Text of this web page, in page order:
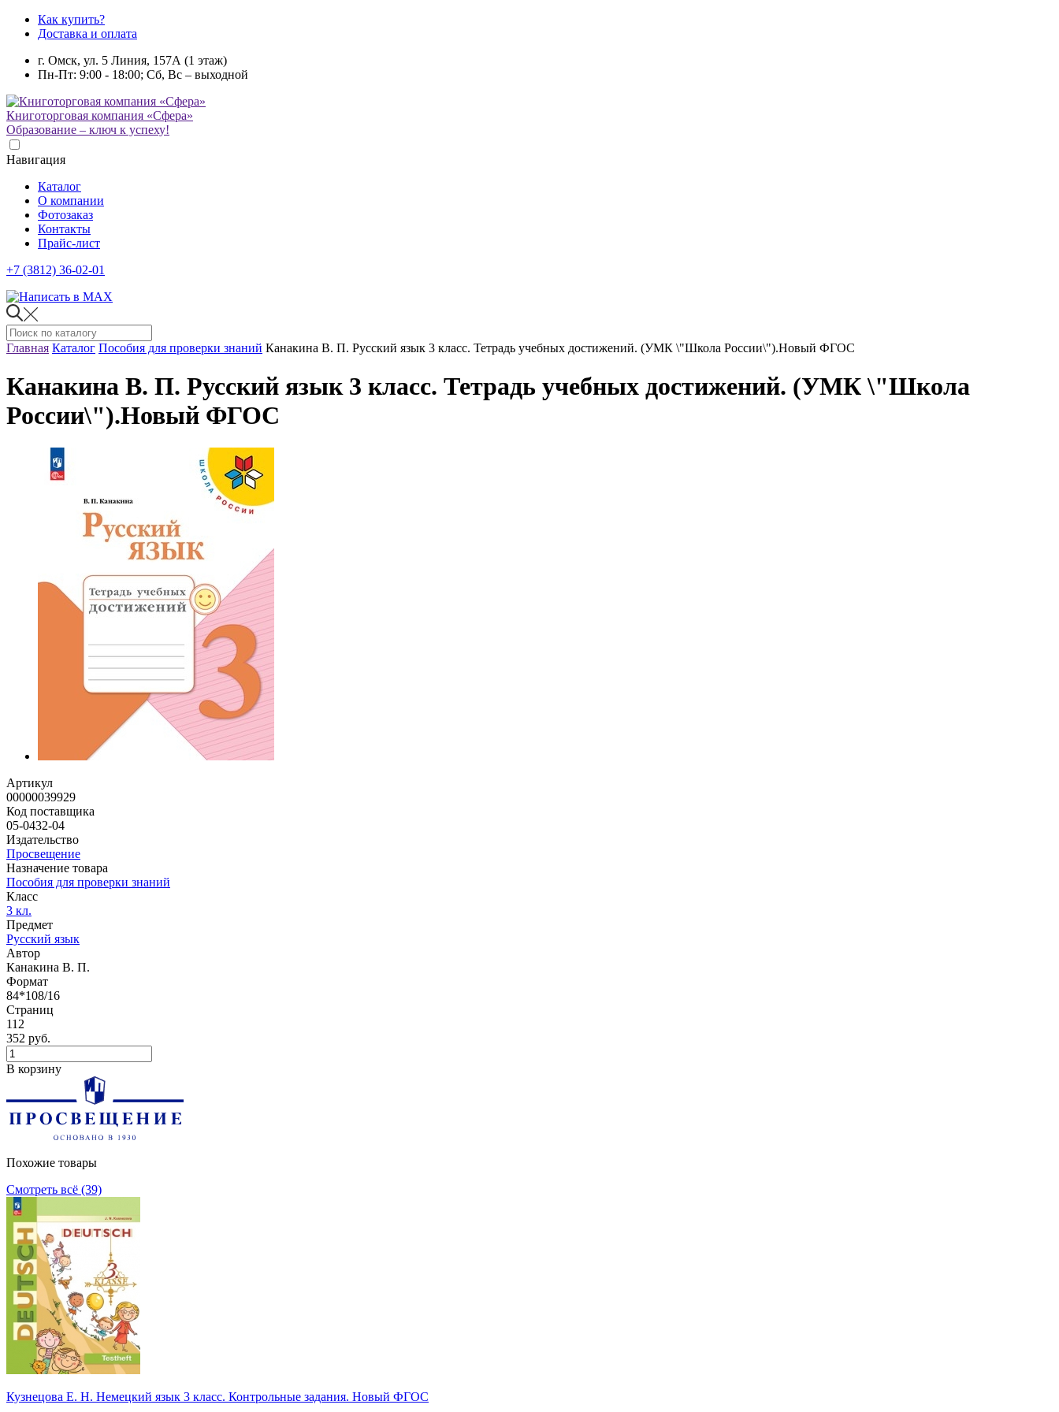
Как купить?
Доставка и оплата
г. Омск, ул. 5 Линия, 157А (1 этаж)
Пн-Пт: 9:00 - 18:00; Сб, Вс – выходной
Книготорговая компания «Сфера»
Образование – ключ к успеху!
Навигация
Каталог
О компании
Фотозаказ
Контакты
Прайс-лист
+7 (3812) 36-02-01
Главная Каталог Пособия для проверки знаний Канакина В. П. Русский язык 3 класс. Тетрадь учебных достижений. (УМК \"Школа России\").Новый ФГОС
Канакина В. П. Русский язык 3 класс. Тетрадь учебных достижений. (УМК \"Школа
России\").Новый ФГОС
Артикул
00000039929
Код поставщика
05-0432-04
Издательство
Просвещение
Назначение товара
Пособия для проверки знаний
Класс
3 кл.
Предмет
Русский язык
Автор
Канакина В. П.
Формат
84*108/16
Страниц
112
352 руб.
В корзину
Похожие товары
Смотреть всё (39)
Кузнецова Е. Н. Немецкий язык 3 класс. Контрольные задания. Новый ФГОС